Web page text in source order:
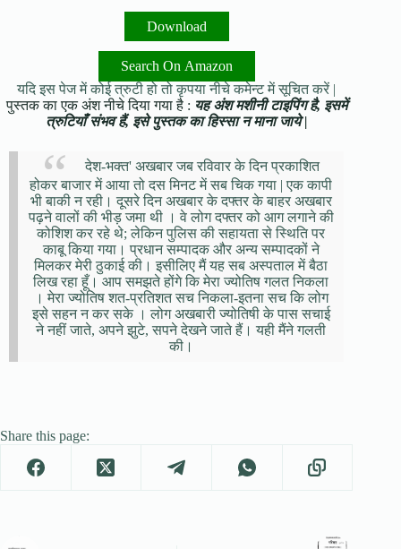
Download
Search On Amazon
यदि इस पेज में कोई त्रुटी हो तो कृपया नीचे कमेन्ट में सूचित करें |
पुस्तक का एक अंश नीचे दिया गया है : यह अंश मशीनी टाइपिंग है, इसमें
त्रुटियाँ संभव हैं, इसे पुस्तक का हिस्सा न माना जाये |
देश-भक्त' अखबार जब रविवार के दिन प्रकाशित
होकर बाजार में आया तो दस मिनट में सब चिक गया | एक कापी
भी बाकी न रही। दूसरे दिन अखबार के दफ्तर के बाहर अखबार
पढ़ने वालों की भीड़ जमा थी । वे लोग दफ्तर को आग लगाने की
कोशिश कर रहे थे; लेकिन पुलिस की सहायता से स्थिति पर
काबू किया गया। प्रधान सम्पादक और अन्य सम्पादकों ने
मिलकर मेरी ठुकाई की। इसीलिए मैं यह सब अस्पताल में बैठा
लिख रहा हूँ। आप समझते होंगे कि मेरा ज्योतिष गलत निकला
। मेरा ज्योतिष शत-प्रतिशत सच निकला-इतना सच कि लोग
इसे सहन न कर सके । लोग अखबारी ज्योतिषी के पास सचाई
ने नहीं जाते, अपने झुटे, सपने देखने जाते हैं। यही मैंने गलती
की।
Share this page: